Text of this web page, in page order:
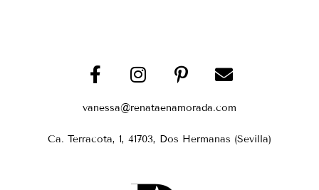
vanessa@renataenamorada.com
Ca. Terracota, 1, 41703, Dos Hermanas (Sevilla)